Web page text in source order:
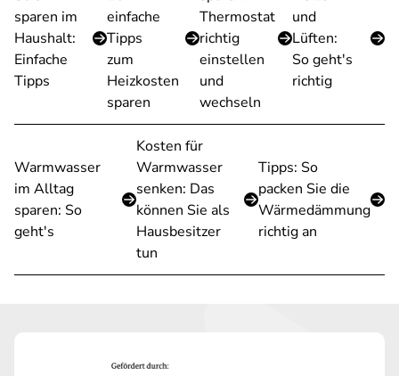
sparen im
Haushalt:
Einfache
Tipps
einfache
Tipps
zum
Heizkosten
sparen
Thermostat
richtig
einstellen
und
wechseln
und
Lüften:
So geht's
richtig
Warmwasser
im Alltag
sparen: So
geht's
Kosten für
Warmwasser
senken: Das
können Sie als
Hausbesitzer
tun
Tipps: So
packen Sie die
Wärmedämmung
richtig an